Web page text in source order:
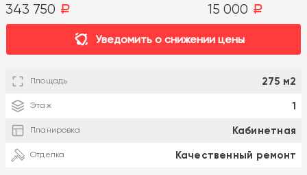
343 750 a 15 000 a
Уведомить о снижении цены
Площадь 275 м2
Этаж 1
Планировка Кабинетная
Отделка Качественный ремонт